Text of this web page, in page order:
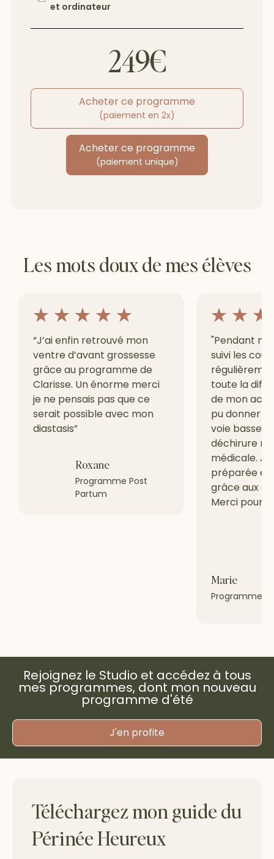
et ordinateur
249€
Acheter ce programme
(paiement en 2x)
Acheter ce programme
(paiement unique)
Les mots doux de mes élèves
“J’ai enfin retrouvé mon
ventre d’avant grossesse
grâce au programme de
Clarisse. Un énorme merci
je ne pensais pas que ce
serait possible avec mon
diastasis”
Roxane
Programme Post
Partum
"Pendant
suivi les
toute la
de mon
pu donner
voie basse
déchirure ni
médicale.
préparée et
grâce aux
Merci pour
Marie
Programme
Rejoignez le Studio et accédez à tous
mes programmes, dont mon nouveau
programme d'été
J'en profite
Téléchargez mon guide du
Périnée Heureux